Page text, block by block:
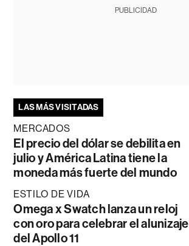
PUBLICIDAD
LAS MÁS VISITADAS
MERCADOS
El precio del dólar se debilita en
julio y América Latina tiene la
moneda más fuerte del mundo
ESTILO DE VIDA
Omega x Swatch lanza un reloj
con oro para celebrar el alunizaje
del Apollo 11